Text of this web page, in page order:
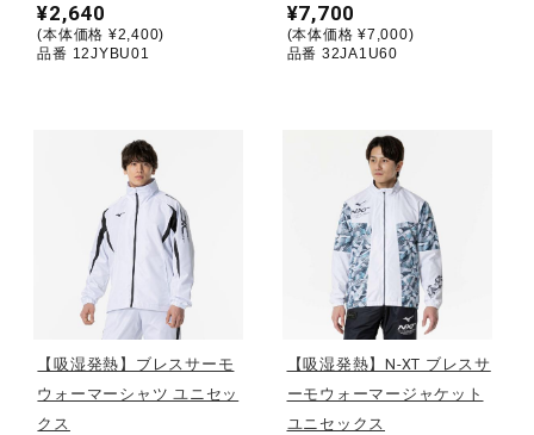
ウォーキングシューズ
ライフスタイルグッズ
インナー
寝具／ミズノスリープ
アウトドア／レイン
¥2,640
(本体価格 ¥2,400)
品番 12JYBU01
¥7,700
(本体価格 ¥7,000)
品番 32JA1U60
【吸湿発熱】ブレスサーモ
ウォーマーシャツ ユニセッ
クス
【吸湿発熱】N-XT ブレスサ
ーモウォーマージャケット
ユニセックス